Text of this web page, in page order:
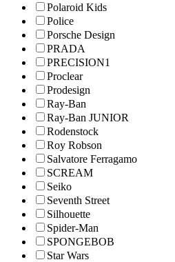
Polaroid Kids
Police
Porsche Design
PRADA
PRECISION1
Proclear
Prodesign
Ray-Ban
Ray-Ban JUNIOR
Rodenstock
Roy Robson
Salvatore Ferragamo
SCREAM
Seiko
Seventh Street
Silhouette
Spider-Man
SPONGEBOB
Star Wars